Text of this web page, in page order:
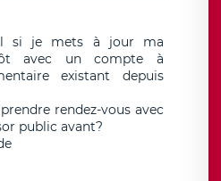
il si je mets à jour ma
avec un compte à
existant depuis
rendez-vous avec
public avant?